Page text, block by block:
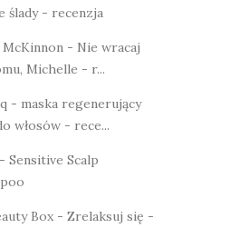
ślady - recenzja
McKinnon - Nie wracaj
Michelle - r...
- maska regenerujący
włosów - rece...
Sensitive Scalp
Box - Zrelaksuj się -